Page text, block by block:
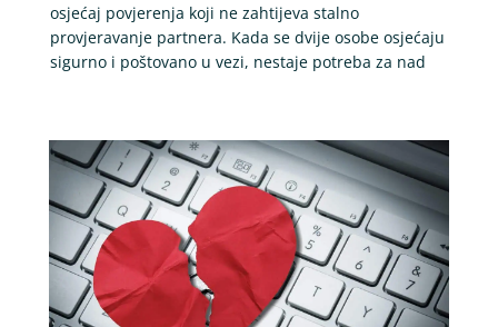
osjećaj povjerenja koji ne zahtijeva stalno
provjeravanje partnera. Kada se dvije osobe osjećaju
sigurno i poštovano u vezi, nestaje potreba za nad